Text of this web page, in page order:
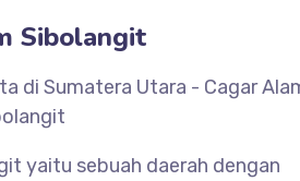
Sibolangit
yaitu sebuah daerah dengan